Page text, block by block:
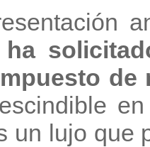
ha
de
un lujo que